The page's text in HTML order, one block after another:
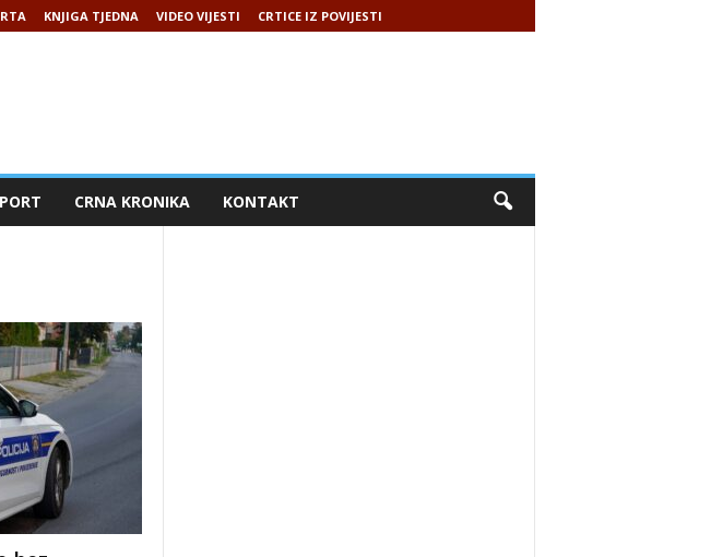
KNJIGA TJEDNA VIDEO VIJESTI CRTICE IZ POVIJESTI
CRNA KRONIKA KONTAKT